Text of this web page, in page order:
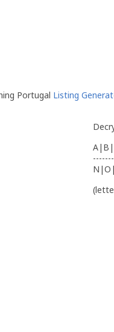
Portugal Listing